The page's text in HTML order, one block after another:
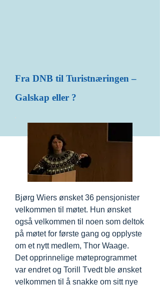
Fra DNB til Turistnæringen –
Galskap eller ?
Bjørg Wiers ønsket 36 pensjonister
velkommen til møtet. Hun ønsket
også velkommen til noen som deltok
på møtet for første gang og opplyste
om et nytt medlem, Thor Waage.
Det opprinnelige møteprogrammet
var endret og Torill Tvedt ble ønsket
velkommen til å snakke om sitt nye